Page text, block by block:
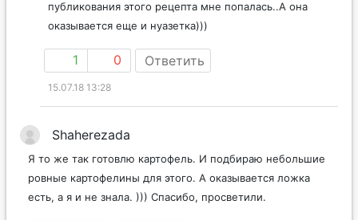
публикования этого рецепта мне попалась..А она
оказывается еще и нуазетка)))
1 0 Ответить
15.07.18 13:28
Shaherezada
Я то же так готовлю картофель. И подбираю небольшие
ровные картофелины для этого. А оказывается ложка
есть, а я и не знала. ))) Спасибо, просветили.